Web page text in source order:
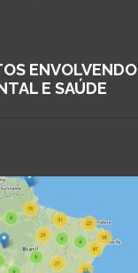
ENVOLVENDO
E SAÚDE